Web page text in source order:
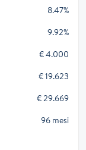
8.47%
9.92%
€ 4.000
€ 19.623
€ 29.669
96 mesi